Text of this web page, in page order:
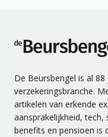
De Beursbengel is al
verzekeringsbranche.
artikelen van erkende
aansprakelijkheid,
benefits en pensioen is